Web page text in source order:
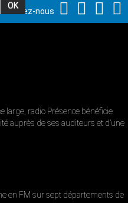
Suivez-nous
large, radio Présence bénéficie
auprès de ses auditeurs et d’une
en FM sur sept départements de